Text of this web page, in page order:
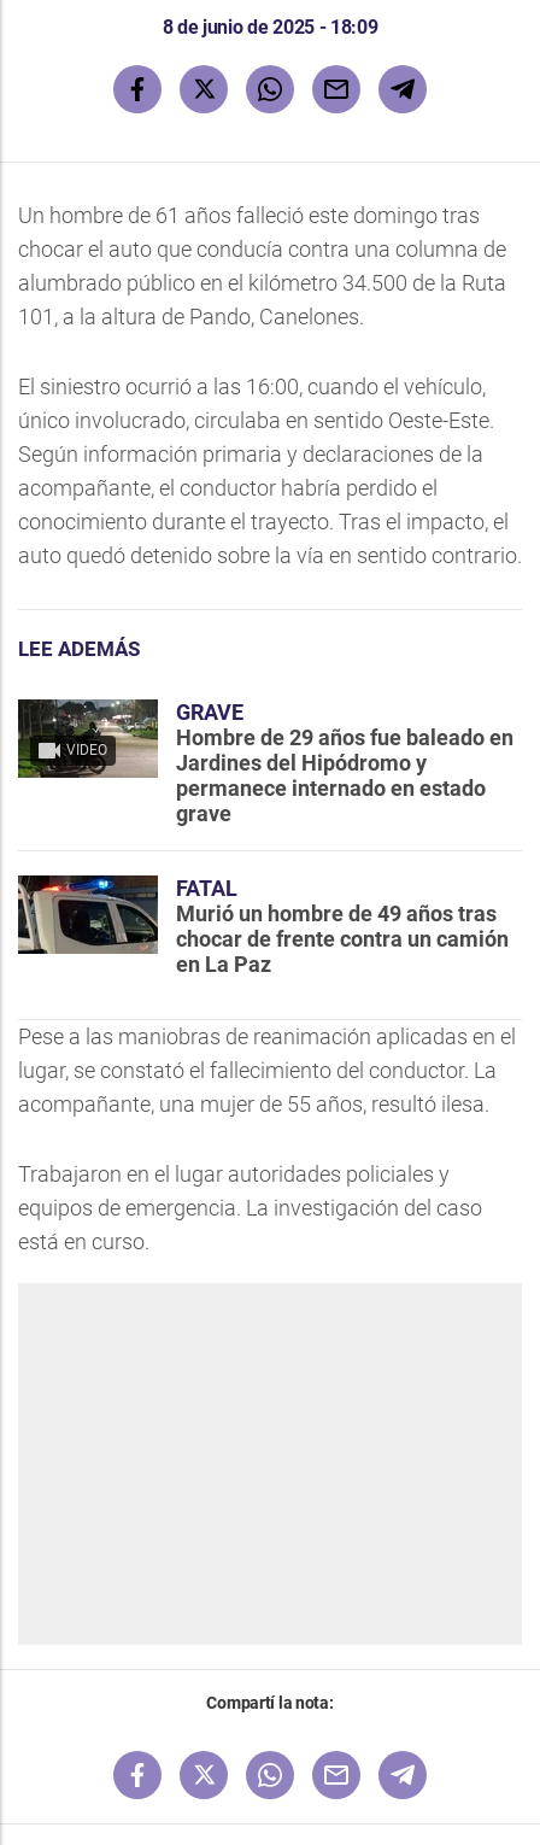
8 de junio de 2025 - 18:09
Un hombre de 61 años falleció este domingo tras
chocar el auto que conducía contra una columna de
alumbrado público en el kilómetro 34.500 de la Ruta
101, a la altura de Pando, Canelones.
El siniestro ocurrió a las 16:00, cuando el vehículo,
único involucrado, circulaba en sentido Oeste-Este.
Según información primaria y declaraciones de la
acompañante, el conductor habría perdido el
conocimiento durante el trayecto. Tras el impacto, el
auto quedó detenido sobre la vía en sentido contrario.
LEE ADEMÁS
VIDEO
GRAVE
Hombre de 29 años fue baleado en
Jardines del Hipódromo y
permanece internado en estado
grave
FATAL
Murió un hombre de 49 años tras
chocar de frente contra un camión
en La Paz
Pese a las maniobras de reanimación aplicadas en el
lugar, se constató el fallecimiento del conductor. La
acompañante, una mujer de 55 años, resultó ilesa.
Trabajaron en el lugar autoridades policiales y
equipos de emergencia. La investigación del caso
está en curso.
Compartí la nota: